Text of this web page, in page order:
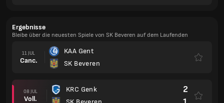
Ergebnisse
Bleibe über die neuesten Spiele von SK Beveren auf dem Laufenden
11 JUL
Canc.
KAA Gent
SK Beveren
08 JUL
Voll.
KRC Genk
2